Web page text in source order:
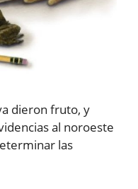
dieron fruto, y
al noroeste
las